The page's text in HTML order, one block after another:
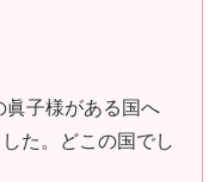
眞子様がある国へ
た。どこの国でし